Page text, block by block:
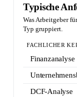
Typische
Was Arbeitgeber
Typ gruppiert.
FACHLICHER
Finanzanalyse
DCF-Analyse